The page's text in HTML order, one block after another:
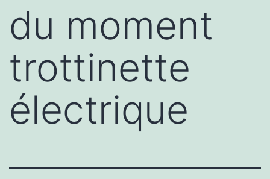
du moment
trottinette
électrique